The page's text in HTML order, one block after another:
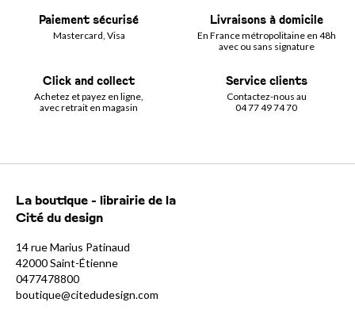
Paiement sécurisé
Mastercard, Visa
Livraisons à domicile
En France métropolitaine en 48h
avec ou sans signature
Click and collect
Achetez et payez en ligne,
avec retrait en magasin
Service clients
Contactez-nous au
04 77 49 74 70
La boutique - librairie de la
Cité du design
14 rue Marius Patinaud
42000 Saint-Étienne
0477478800
boutique@citedudesign.com